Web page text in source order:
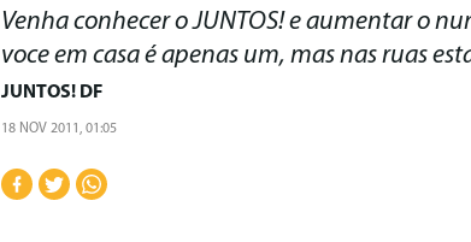
Venha conhecer o JUNTOS! e aumentar o
voce em casa é apenas um, mas nas ruas
JUNTOS! DF
18 NOV 2011, 01:05